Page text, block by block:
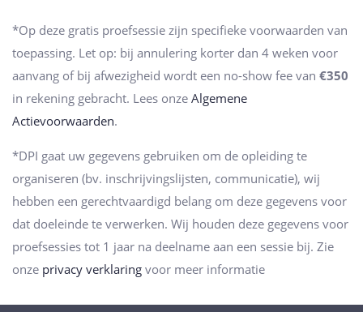
e
l
d
l
e
e
*Op deze gratis proefsessie zijn specifieke voorwaarden van
toepassing. Let op: bij annulering korter dan 4 weken voor
aanvang of bij afwezigheid wordt een no-show fee van €350
in rekening gebracht. Lees onze Algemene
Actievoorwaarden.
*DPI gaat uw gegevens gebruiken om de opleiding te
organiseren (bv. inschrijvingslijsten, communicatie), wij
hebben een gerechtvaardigd belang om deze gegevens voor
dat doeleinde te verwerken. Wij houden deze gegevens voor
proefsessies tot 1 jaar na deelname aan een sessie bij. Zie
onze privacy verklaring voor meer informatie